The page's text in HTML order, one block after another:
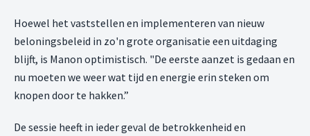
Hoewel het vaststellen en implementeren van nieuw
beloningsbeleid in zo'n grote organisatie een uitdaging
blijft, is Manon optimistisch. "De eerste aanzet is gedaan en
nu moeten we weer wat tijd en energie erin steken om
knopen door te hakken.”
De sessie heeft in ieder geval de betrokkenheid en